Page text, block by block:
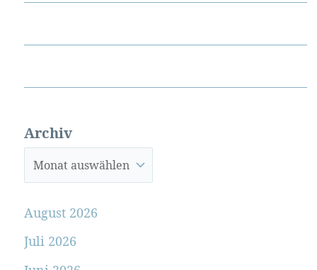
Archiv
August 2026
Juli 2026